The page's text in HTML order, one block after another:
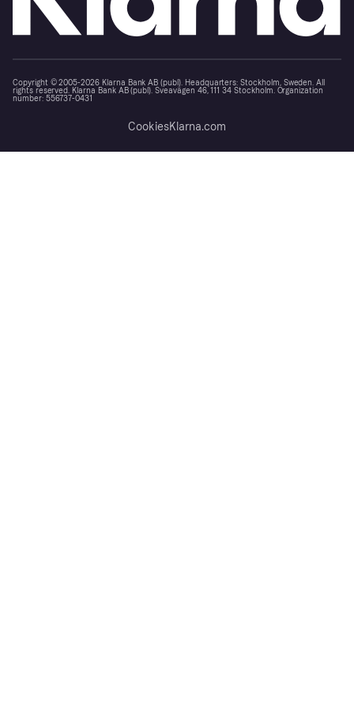
Copyright © 2005-2026 Klarna Bank AB (publ). Headquarters: Stockholm, Sweden. All
rights reserved. Klarna Bank AB (publ). Sveavägen 46, 111 34 Stockholm. Organization
number: 556737-0431
CookiesKlarna.com